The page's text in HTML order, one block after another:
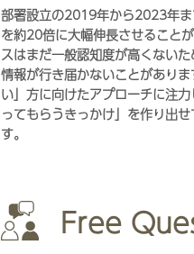
部署設立の2019年から2023年
を約20倍に大幅伸長させること
スはまだ一般認知度が高くない
情報が行き届かないことがあり
い」方に向けたアプローチに注
ってもらうきっかけ」を作り出
す。
Free